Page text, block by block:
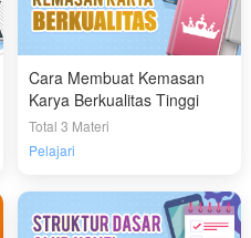
Cara Membuat Kemasan
Karya Berkualitas Tinggi
Total 3 Materi
Pelajari